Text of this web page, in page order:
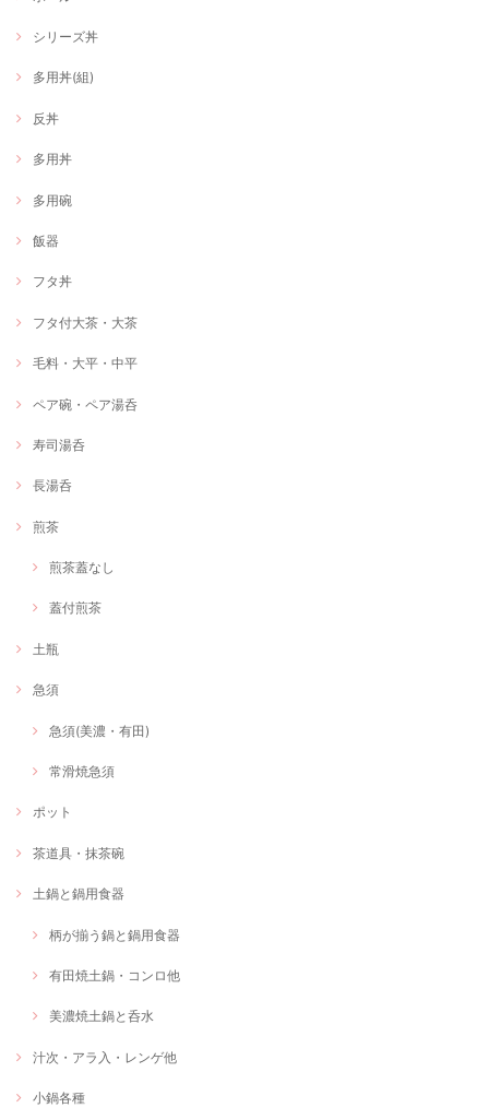
シリーズ丼
多用丼(組)
反丼
多用丼
多用碗
飯器
フタ丼
フタ付大茶・大茶
毛料・大平・中平
ペア碗・ペア湯呑
寿司湯呑
長湯呑
煎茶
煎茶蓋なし
蓋付煎茶
土瓶
急須
急須(美濃・有田)
常滑焼急須
ポット
茶道具・抹茶碗
土鍋と鍋用食器
柄が揃う鍋と鍋用食器
有田焼土鍋・コンロ他
美濃焼土鍋と呑水
汁次・アラ入・レンゲ他
小鍋各種